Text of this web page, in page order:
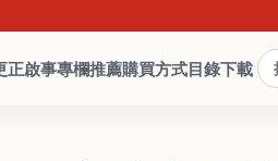
正啟事專欄推薦購買方式目錄下載